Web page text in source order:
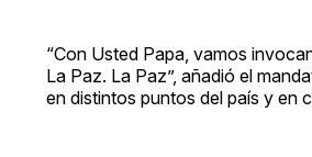
“Con Usted Papa, vamos
La Paz. La Paz”, añadió el
en distintos puntos del país y en